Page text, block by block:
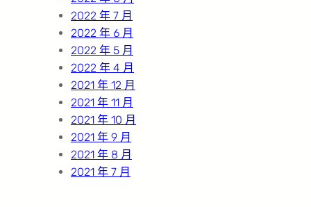
2022 年 7 月
2022 年 6 月
2022 年 5 月
2022 年 4 月
2021 年 12 月
2021 年 11 月
2021 年 10 月
2021 年 9 月
2021 年 8 月
2021 年 7 月